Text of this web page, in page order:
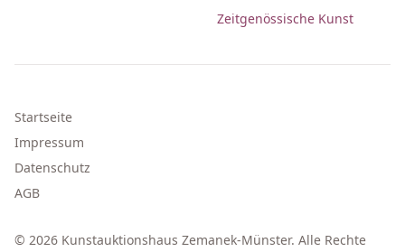
Zeitgenössische Kunst
Startseite
Impressum
Datenschutz
AGB
© 2026 Kunstauktionshaus Zemanek-Münster. Alle Rechte